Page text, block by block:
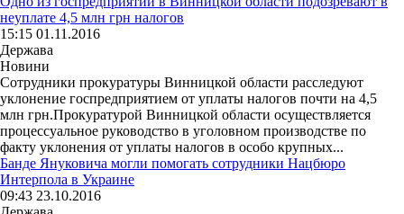
неуплате 4,5 млн грн налогов
15:15 01.11.2016
Держава
Новини
Сотрудники прокуратуры Винницкой области расследуют
уклонение госпредприятием от уплаты налогов почти на 4,5
млн грн.Прокуратурой Винницкой области осуществляется
процессуальное руководство в уголовном производстве по
факту уклонения от уплаты налогов в особо крупных...
Банде Януковича могли помогать сотрудники Нацбюро
Интерпола в Украине
09:43 23.10.2016